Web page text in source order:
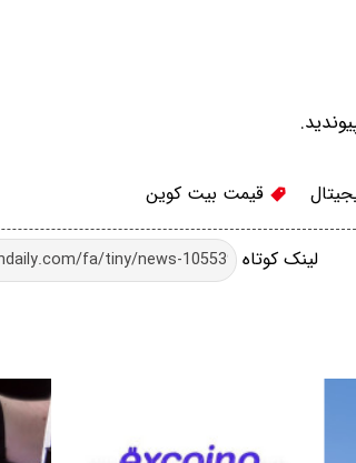
قیمت بیت کوین
لینک کوتاه